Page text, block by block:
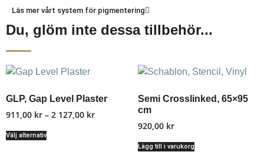
Läs mer vårt system för pigmentering
Du, glöm inte dessa tillbehör...
GLP, Gap Level Plaster
911,00 kr – 2 127,00 kr
Välj alternativ
Semi Crosslinked, 65×95
cm
920,00 kr
Lägg till i varukorg